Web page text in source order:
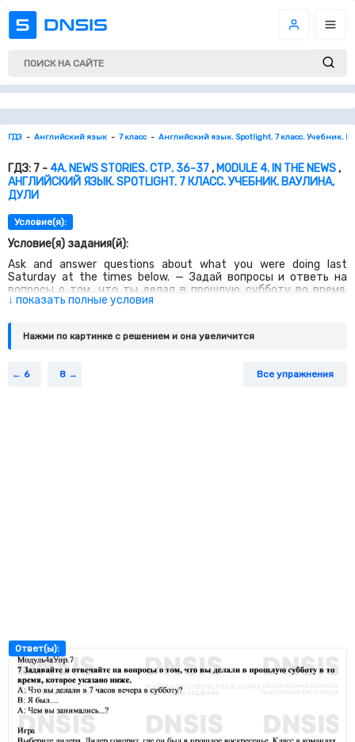
ГДЗ Английский язык 7 класс Английский язык. Spotlight. 7 класс. Учебник.
ГДЗ: 7 - 4A. NEWS STORIES. СТР. 36-37, MODULE 4. IN THE NEWS,
АНГЛИЙСКИЙ ЯЗЫК. SPOTLIGHT. 7 КЛАСС. УЧЕБНИК. ВАУЛИНА,
ДУЛИ
Условие(я):
Условие(я) задания(й):
Ask and answer questions about what you were doing last
Saturday at the times below. — Задай вопросы и ответь на
вопросы о том, что ты делал в прошлую субботу во время,
указанное ниже. Choose a leader. The leader says where he/she
was doing there. — Выберите лидера. Лидер говорит, где он/
она был в прошлую субботу. Разбившись на команды класс
пытается угадать что он/она делал там.
↓ показать полные условия
Нажми по картинке c решением и она увеличится
6 8 Все упражнения
Ответ(ы):